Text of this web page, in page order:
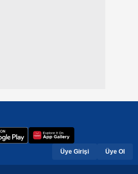
Üye Girişi Üye Ol